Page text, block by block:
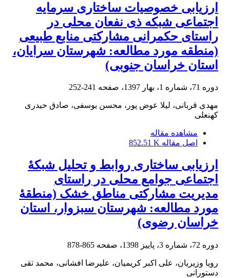
ارزیابی خصوصیات ساختاری سرمایه
اجتماعی شبکه ذی نفعان محلی در
راستای حکمرانی مشارکتی منابع طبیعی
(منطقه مورد مطالعه: شهرستان سرایان،
استان خراسان جنوبی)
دوره 71، شماره 1، بهار 1397، صفحه 241-252
مهدی قربانی، لیلا عوض پور، محسن یوسفی، صادق حیدری
کهنعلی
مشاهده مقاله
اصل مقاله 852.51 K
ارزیابی ساختاری روابط و تحلیل شبکۀ
اجتماعی جوامع محلی در راستای
مدیریت مشارکتی مناطق خشک (منطقۀ
مورد مطالعه: شهرستان سبزوار، استان
خراسان رضوی)
دوره 72، شماره 3، پاییز 1398، صفحه 865-878
رویا وزیریان، علی اکبر کریمیان، علیرضا افشانی، محمد تقی
دستورانی